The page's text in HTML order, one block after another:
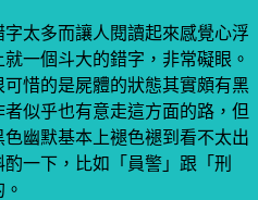
太多而讓人閱讀起來感覺心浮
一個斗大的錯字，非常礙眼。
惜的是屍體的狀態其實頗有黑
似乎也有意走這方面的路，但
幽默基本上褪色褪到看不太出
一下，比如「員警」跟「刑